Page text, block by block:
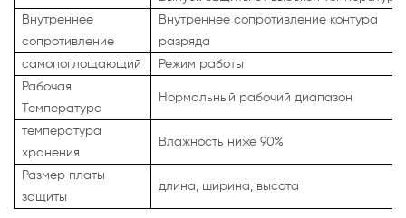
Внутреннее
сопротивление
Внутреннее сопротивление контура
разряда
самопоглощающий
Режим работы
Рабочая
Температура
Нормальный рабочий диапазон
температура
хранения
Влажность ниже 90%
Размер платы
защиты
длина, ширина, высота